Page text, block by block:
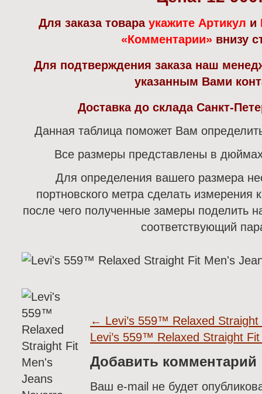
Для заказа товара укажите Артикул и
«Комментарии»внизу
Для подтверждения заказа наш
указанным Вами
Доставка до склада Санкт-
Данная таблица поможет Вам
Все размеры представлены в
Для определения вашего размера
портновского метра сделать измерения
после чего полученные замеры поделить
соответствующий
← Levi’s 559™ Relaxed Straight
Levi’s 559™ Relaxed Straight
Добавить комментарий
Ваш e-mail не будет